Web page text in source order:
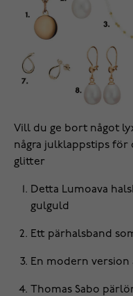
Vill du ge bort något
några julklappstips för
glitter
Detta Lumoava
gulguld
Ett pärhalsband
En modern version
Thomas Sabo